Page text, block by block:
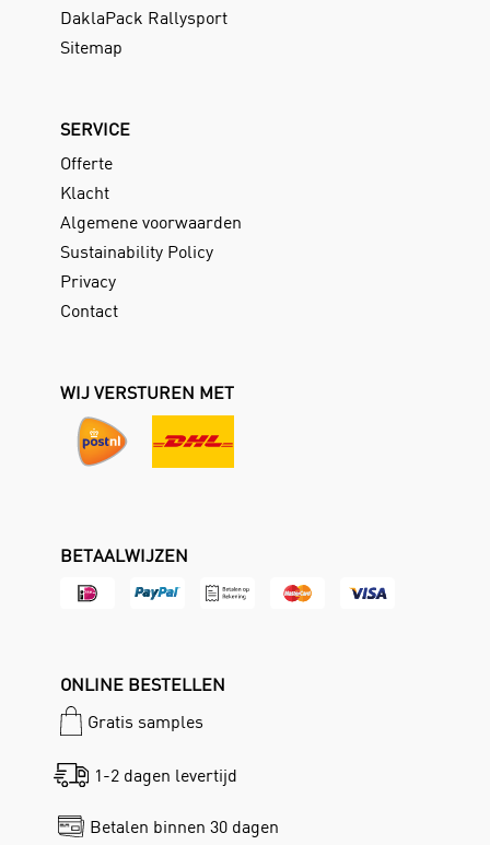
DaklaPack Rallysport
Sitemap
SERVICE
Offerte
Klacht
Algemene voorwaarden
Sustainability Policy
Privacy
Contact
WIJ VERSTUREN MET
BETAALWIJZEN
ONLINE BESTELLEN
Gratis samples
1-2 dagen levertijd
Betalen binnen 30 dagen